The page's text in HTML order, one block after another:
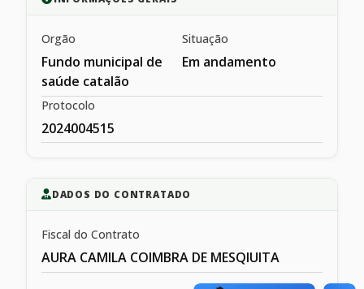
Orgão
Fundo municipal de
saúde catalão
Situação
Em andamento
Protocolo
2024004515
DADOS DO CONTRATADO
Fiscal do Contrato
AURA CAMILA COIMBRA DE MESQIUITA